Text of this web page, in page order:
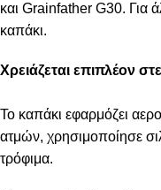
και Grainfather G30. Για
καπάκι.
Χρειάζεται επιπλέον
Το καπάκι εφαρμόζει
ατμών, χρησιμοποίησε
τρόφιμα.